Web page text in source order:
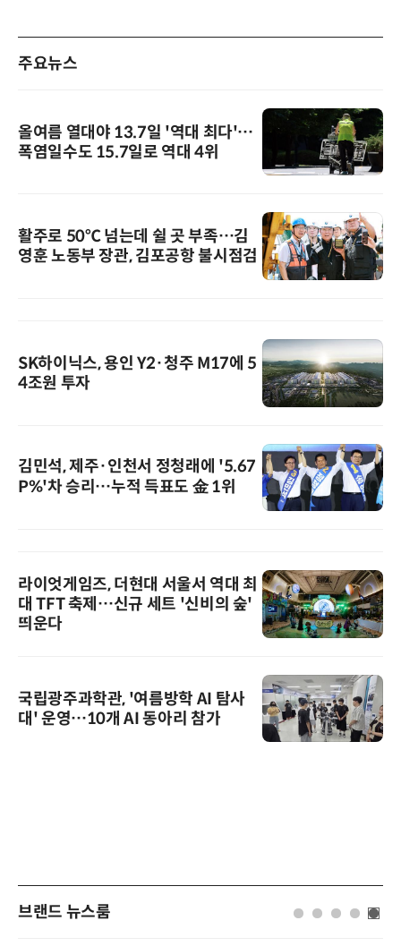
주요뉴스
올여름 열대야 13.7일 '역대 최다'…
폭염일수도 15.7일로 역대 4위
활주로 50℃ 넘는데 쉴 곳 부족…김
영훈 노동부 장관, 김포공항 불시점검
SK하이닉스, 용인 Y2·청주 M17에 5
4조원 투자
김민석, 제주·인천서 정청래에 '5.67
P%'차 승리…누적 득표도 金 1위
라이엇게임즈, 더현대 서울서 역대 최
대 TFT 축제…신규 세트 '신비의 숲'
띄운다
국립광주과학관, '여름방학 AI 탐사
대' 운영…10개 AI 동아리 참가
브랜드 뉴스룸